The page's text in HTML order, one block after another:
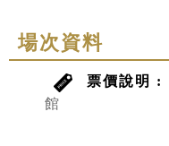
場次資料
票價說明 :
館